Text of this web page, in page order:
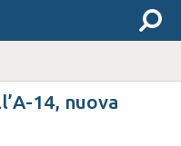
14, nuova